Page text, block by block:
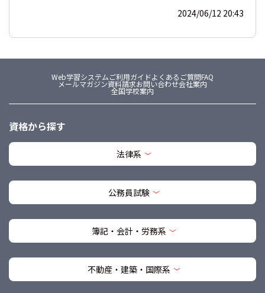
2024/06/12 20:43
Web学習システムご利用ガイドよくあるご質問FAQ
メールマガジン資料請求お問い合わせ会社案内
全国学校案内
資格から探す
法律系
公務員試験
簿記・会計・労務系
不動産・建築・国際系